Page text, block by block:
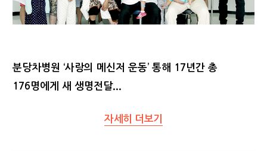
분당차병원 ‘사랑의 메신저 운동’ 통해 17년간 총
176명에게 새 생명전달...
자세히 더보기